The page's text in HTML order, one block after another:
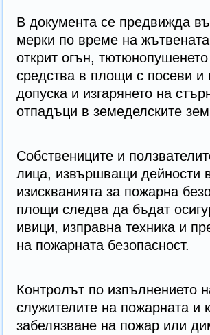
В документа се предвижда
мерки по време на
открит огън,
средства в площи с посеви
допуска и изгарянето на
отпадъци в земеделските
Собствениците и
лица, извършващи дейности
изискванията за пожарна
площи следва да бъдат
ивици, изправна техника и
на пожарната безопасност.
Контролът по изпълнението
служителите на пожарната и
забелязване на пожар или